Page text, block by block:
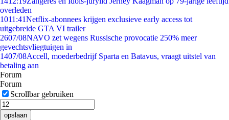
overleden
1011:41Netflix-abonnees krijgen exclusieve early access tot
uitgebreide GTA VI trailer
2607/08NAVO zet wegens Russische provocatie 250% meer
gevechtsvliegtuigen in
1407/08Accell, moederbedrijf Sparta en Batavus, vraagt uitstel van
betaling aan
Forum
Forum
Scrollbar gebruiken
opslaan